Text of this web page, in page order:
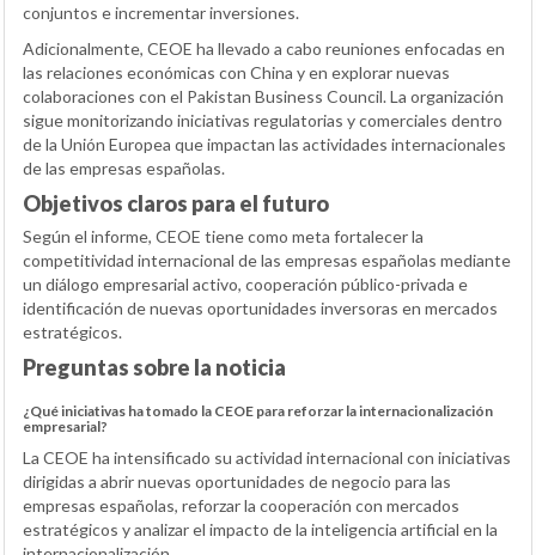
conjuntos e incrementar inversiones.
Adicionalmente, CEOE ha llevado a cabo reuniones enfocadas en
las relaciones económicas con China y en explorar nuevas
colaboraciones con el Pakistan Business Council. La organización
sigue monitorizando iniciativas regulatorias y comerciales dentro
de la Unión Europea que impactan las actividades internacionales
de las empresas españolas.
Objetivos claros para el futuro
Según el informe, CEOE tiene como meta fortalecer la
competitividad internacional de las empresas españolas mediante
un diálogo empresarial activo, cooperación público-privada e
identificación de nuevas oportunidades inversoras en mercados
estratégicos.
Preguntas sobre la noticia
¿Qué iniciativas ha tomado la CEOE para reforzar la internacionalización
empresarial?
La CEOE ha intensificado su actividad internacional con iniciativas
dirigidas a abrir nuevas oportunidades de negocio para las
empresas españolas, reforzar la cooperación con mercados
estratégicos y analizar el impacto de la inteligencia artificial en la